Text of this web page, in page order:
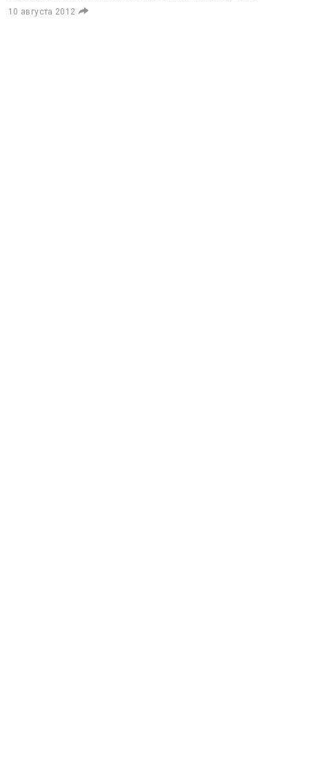
10 августа 2012